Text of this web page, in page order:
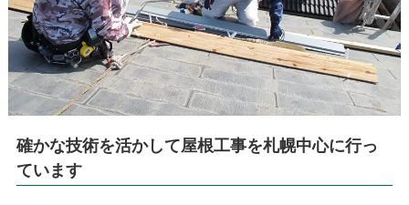
確かな技術を活かして屋根工事を札幌中心に行っ
ています